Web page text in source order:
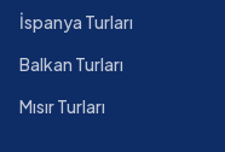
İspanya Turları
Balkan Turları
Mısır Turları